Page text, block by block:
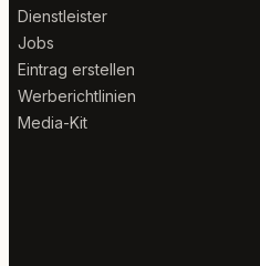
Dienstleister
Jobs
Eintrag erstellen
Werberichtlinien
Media-Kit